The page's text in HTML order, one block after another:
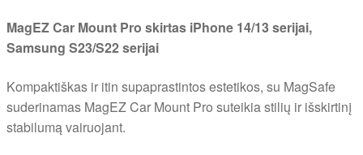
MagEZ Car Mount Pro skirtas iPhone 14/13 serijai,
Samsung S23/S22 serijai
Kompaktiškas ir itin supaprastintos estetikos, su MagSafe
suderinamas MagEZ Car Mount Pro suteikia stilių ir išskirtinį
stabilumą vairuojant.